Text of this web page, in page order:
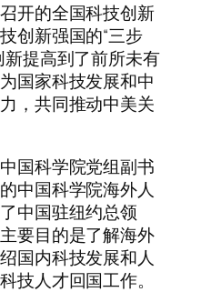
开的全国科技创新
创新强国的“三步
新提高到了前所未有
国家科技发展和中
，共同推动中美关
国科学院党组副书
中国科学院海外人
中国驻纽约总领
要目的是了解海外
国内科技发展和人
技人才回国工作。